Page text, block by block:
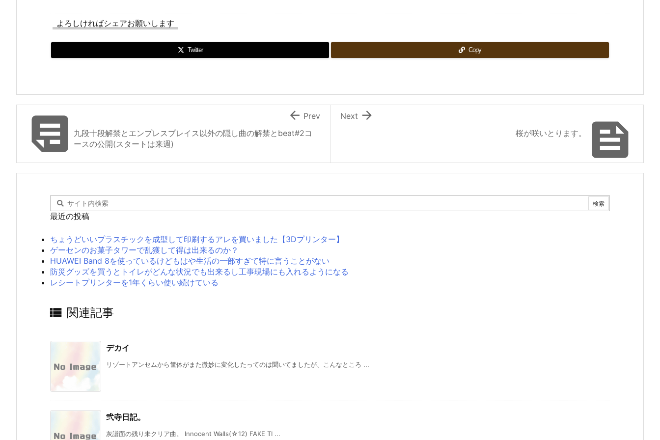
よろしければシェアお願いします
Twitter Copy

桜が咲いとります。

Next
九段十段解禁とエンプレスプレイス以外の隠し曲の解禁とbeat#2コ
ースの公開(スタートは来週)
 Prev
最近の投稿
ちょうどいいプラスチックを成型して印刷するアレを買いました【3Dプリンター】
ゲーセンのお菓子タワーで乱獲して得は出来るのか？
HUAWEI Band 8を使っているけどもはや生活の一部すぎて特に言うことがない
防災グッズを買うとトイレがどんな状況でも出来るし工事現場にも入れるようになる
レシートプリンターを1年くらい使い続けている
 関連記事
デカイ
リゾートアンセムから筐体がまた微妙に変化したってのは聞いてましたが、こんなところ ...
弐寺日記。
灰譜面の残り未クリア曲。 Innocent Walls(☆12) FAKE TI ...